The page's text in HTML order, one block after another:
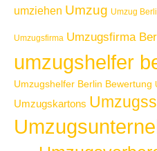
umziehen Umzug Umzug
Umzugsfirma Umzugsfirma
umzugshelfer
Umzugshelfer Berlin Bewertung
Umzugskartons